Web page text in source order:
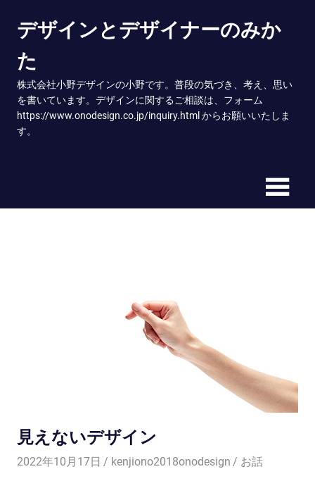
content
デザインとデザイナーのみか
た
株式会社小野デザインの小野です。普段の気づき、考え、思い
を書いています。デザインに関するご相談は、フォーム
https://www.onodesign.co.jp/inquiry.html からお願いいたしま
す。
見えないデザイン
2022年10月17日 kenjiono2018onodesign お話